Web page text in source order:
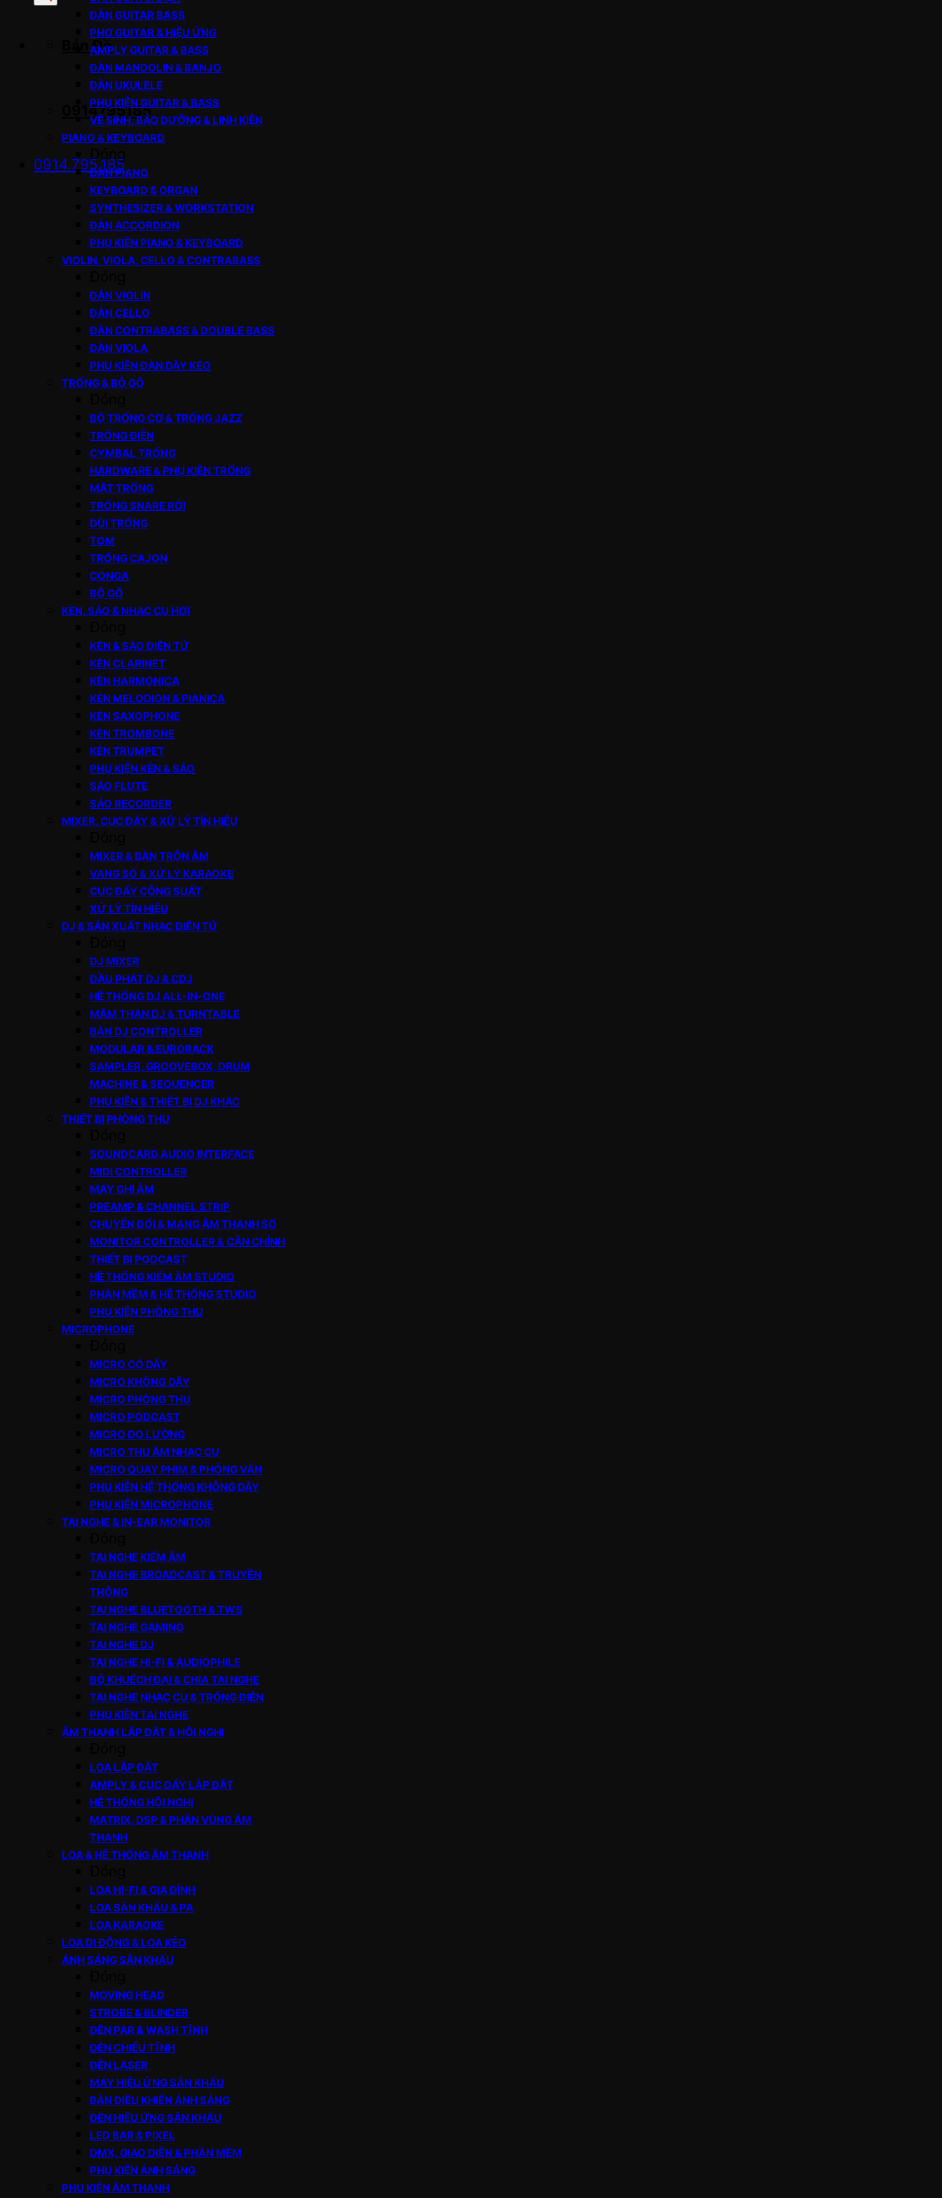
Bản Đồ
0914795185
0914.795.185
ĐÀN GUITAR BASS
PHƠ GUITAR & HIỆU ỨNG
AMPLY GUITAR & BASS
ĐÀN MANDOLIN & BANJO
ĐÀN UKULELE
PHỤ KIỆN GUITAR & BASS
VỆ SINH, BẢO DƯỠNG & LINH KIỆN
PIANO & KEYBOARD
ĐÀN PIANO
KEYBOARD & ORGAN
SYNTHESIZER & WORKSTATION
ĐÀN ACCORDION
PHỤ KIỆN PIANO & KEYBOARD
VIOLIN, VIOLA, CELLO & CONTRABASS
ĐÀN VIOLIN
ĐÀN CELLO
ĐÀN CONTRABASS & DOUBLE BASS
ĐÀN VIOLA
PHỤ KIỆN ĐÀN DÂY KÉO
TRỐNG & BỘ GÕ
BỘ TRỐNG CƠ & TRỐNG JAZZ
TRỐNG ĐIỆN
CYMBAL TRỐNG
HARDWARE & PHỤ KIỆN TRỐNG
MẶT TRỐNG
TRỐNG SNARE RỜI
DÙI TRỐNG
TOM
TRỐNG CAJON
CONGA
BỘ GÕ
KÈN, SÁO & NHẠC CỤ HƠI
KÈN & SÁO ĐIỆN TỬ
KÈN CLARINET
KÈN HARMONICA
KÈN MELODION & PIANICA
KÈN SAXOPHONE
KÈN TROMBONE
KÈN TRUMPET
PHỤ KIỆN KÈN & SÁO
SÁO FLUTE
SÁO RECORDER
MIXER, CỤC ĐẨY & XỬ LÝ TÍN HIỆU
MIXER & BÀN TRỘN ÂM
VANG SỐ & XỬ LÝ KARAOKE
CỤC ĐẨY CÔNG SUẤT
XỬ LÝ TÍN HIỆU
DJ & SẢN XUẤT NHẠC ĐIỆN TỬ
DJ MIXER
ĐẦU PHÁT DJ & CDJ
HỆ THỐNG DJ ALL-IN-ONE
MÂM THAN DJ & TURNTABLE
BÀN DJ CONTROLLER
MODULAR & EURORACK
SAMPLER, GROOVEBOX, DRUM
MACHINE & SEQUENCER
PHỤ KIỆN & THIẾT BỊ DJ KHÁC
THIẾT BỊ PHÒNG THU
SOUNDCARD AUDIO INTERFACE
MIDI CONTROLLER
MÁY GHI ÂM
PREAMP & CHANNEL STRIP
CHUYỂN ĐỔI & MẠNG ÂM THANH SỐ
MONITOR CONTROLLER & CÂN CHỈNH
THIẾT BỊ PODCAST
HỆ THỐNG KIỂM ÂM STUDIO
PHẦN MỀM & HỆ THỐNG STUDIO
PHỤ KIỆN PHÒNG THU
MICROPHONE
MICRO CÓ DÂY
MICRO KHÔNG DÂY
MICRO PHÒNG THU
MICRO PODCAST
MICRO ĐO LƯỜNG
MICRO THU ÂM NHẠC CỤ
MICRO QUAY PHIM & PHỎNG VẤN
PHỤ KIỆN HỆ THỐNG KHÔNG DÂY
PHỤ KIỆN MICROPHONE
TAI NGHE & IN-EAR MONITOR
TAI NGHE KIỂM ÂM
TAI NGHE BROADCAST & TRUYỀN
THÔNG
TAI NGHE BLUETOOTH & TWS
TAI NGHE GAMING
TAI NGHE DJ
TAI NGHE HI-FI & AUDIOPHILE
BỘ KHUẾCH ĐẠI & CHIA TAI NGHE
TAI NGHE NHẠC CỤ & TRỐNG ĐIỆN
PHỤ KIỆN TAI NGHE
ÂM THANH LẮP ĐẶT & HỘI NGHỊ
LOA LẮP ĐẶT
AMPLY & CỤC ĐẨY LẮP ĐẶT
HỆ THỐNG HỘI NGHỊ
MATRIX, DSP & PHÂN VÙNG ÂM
THANH
LOA & HỆ THỐNG ÂM THANH
LOA HI-FI & GIA ĐÌNH
LOA SÂN KHẤU & PA
LOA KARAOKE
LOA DI ĐỘNG & LOA KÉO
ÁNH SÁNG SÂN KHẤU
MOVING HEAD
STROBE & BLINDER
ĐÈN PAR & WASH TĨNH
ĐÈN CHIẾU TĨNH
ĐÈN LASER
MÁY HIỆU ỨNG SÂN KHẤU
BÀN ĐIỀU KHIỂN ÁNH SÁNG
ĐÈN HIỆU ỨNG SÂN KHẤU
LED BAR & PIXEL
DMX, GIAO DIỆN & PHẦN MỀM
PHỤ KIỆN ÁNH SÁNG
PHỤ KIỆN ÂM THANH